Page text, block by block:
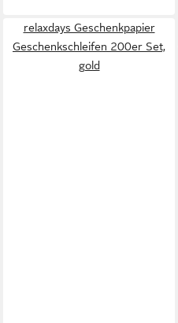
relaxdays Geschenkpapier
Geschenkschleifen 200er Set,
gold